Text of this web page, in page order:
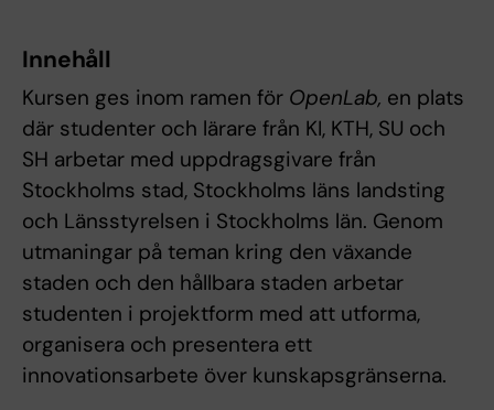
Innehåll
Kursen ges inom ramen för OpenLab, en plats
där studenter och lärare från KI, KTH, SU och
SH arbetar med uppdragsgivare från
Stockholms stad, Stockholms läns landsting
och Länsstyrelsen i Stockholms län. Genom
utmaningar på teman kring den växande
staden och den hållbara staden arbetar
studenten i projektform med att utforma,
organisera och presentera ett
innovationsarbete över kunskapsgränserna.